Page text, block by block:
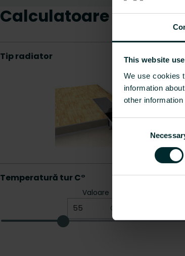
This website
We use cookies
information
other
Consent
Calculatoare